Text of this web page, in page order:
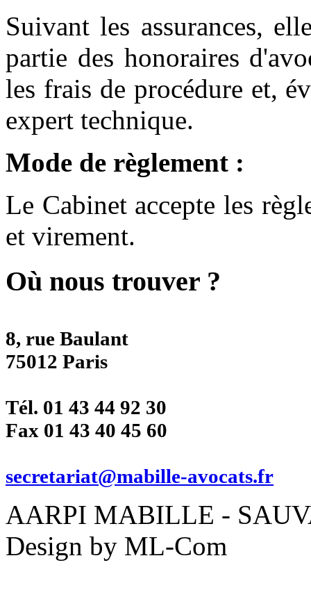
Suivant les assurances,
partie des honoraires
les frais de procédure et,
expert technique.
Mode de règlement :
Le Cabinet accepte les
et virement.
Où nous trouver ?
8, rue Baulant
75012 Paris
Tél. 01 43 44 92 30
Fax 01 43 40 45 60
secretariat@mabille-avocats.fr
AARPI MABILLE -
Design by ML-Com